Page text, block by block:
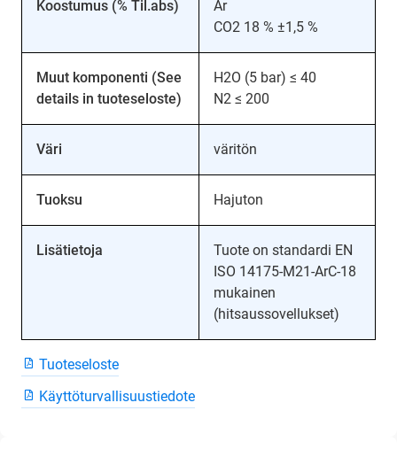
Koostumus (% Til.abs)
Ar
CO2 18 % ±1,5 %
Muut komponenti (See
details in tuoteseloste)
H2O (5 bar) ≤ 40
N2 ≤ 200
Väri väritön
Tuoksu Hajuton
Lisätietoja
Tuote on standardi EN
ISO 14175-M21-ArC-18
mukainen
(hitsaussovellukset)
Tuoteseloste
Käyttöturvallisuustiedote